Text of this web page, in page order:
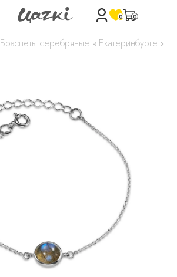
0 0
Браслеты серебряные в Екатеринбурге